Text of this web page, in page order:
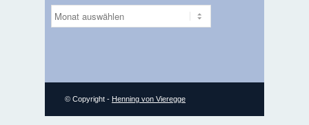
Archiv
© Copyright - Henning von Vieregge